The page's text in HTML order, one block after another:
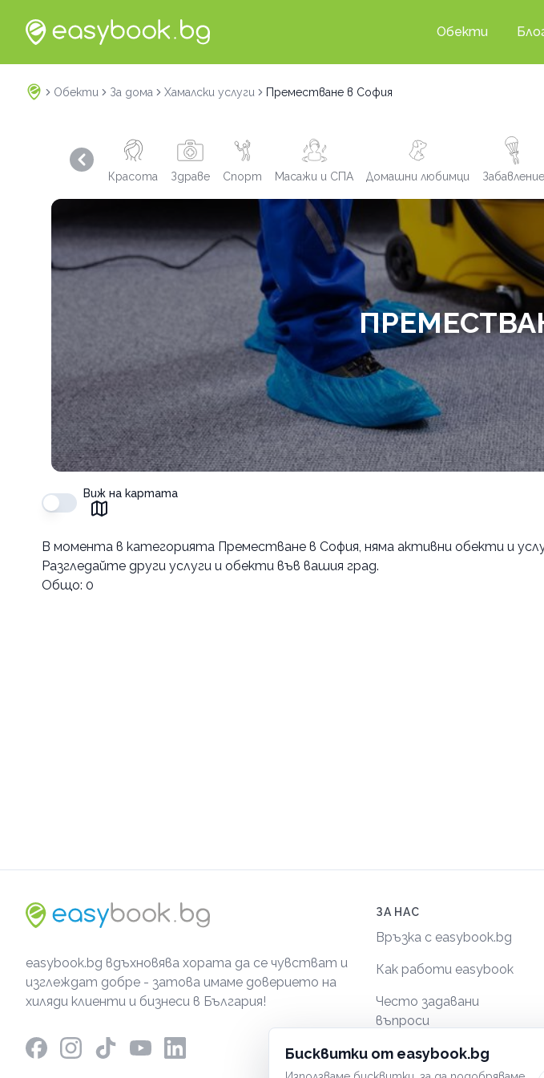
Бисквитки от easybook.bg
Обекти
Обекти За дома Хамалски услуги Преместване в София
Красота Здраве Спорт Масажи и СПА Домашни любимци Забавление
Previous slide
Виж на картата
В момента в категорията Преместване в София, няма активни обекти и
Разгледайте други услуги и обекти във вашия град.
Общо: 0
easybook.bg вдъхновява хората да се чувстват и
изглеждат добре - затова имаме доверието на
хиляди клиенти и бизнеси в България!
ЗА НАС
Връзка с easybook.bg
Как работи easybook
Често задавани
въпроси